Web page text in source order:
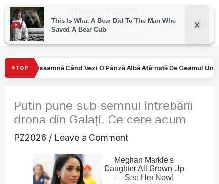
Skip
content
Putin pune sub semnul întrebării drona din Galați.
TOP
Pânză Albă Atârnată De Geamul Unei Mașini. Semnalul…
Putin pune sub semnul întrebării
drona din Galați. Ce cere acum
PZ2026 / Leave a Comment